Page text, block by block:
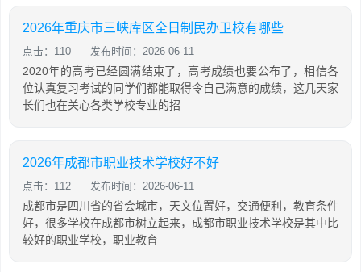
2026年重庆市三峡库区全日制民办卫校有哪些
点击：110 发布时间：2026-06-11
2020年的高考已经圆满结束了，高考成绩也要公布了，相信各
位认真复习考试的同学们都能取得令自己满意的成绩，这几天家
长们也在关心各类学校专业的招
2026年成都市职业技术学校好不好
点击：112 发布时间：2026-06-11
成都市是四川省的省会城市，天文位置好，交通便利，教育条件
好，很多学校在成都市树立起来，成都市职业技术学校是其中比
较好的职业学校，职业教育